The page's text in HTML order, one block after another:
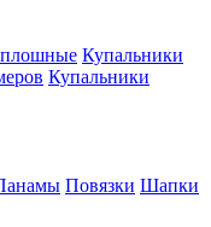
Купальники
Купальники
Повязки Шапки